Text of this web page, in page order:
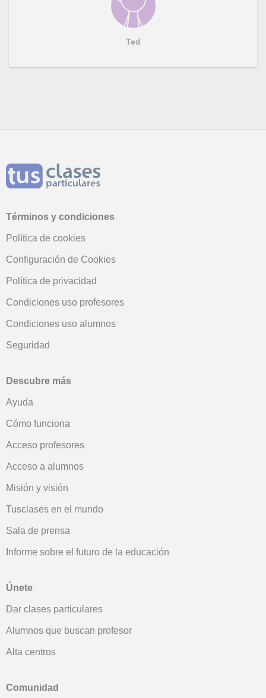
Ted
Términos y condiciones
Política de cookies
Configuración de Cookies
Política de privacidad
Condiciones uso profesores
Condiciones uso alumnos
Seguridad
Descubre más
Ayuda
Cómo funciona
Acceso profesores
Acceso a alumnos
Misión y visión
Tusclases en el mundo
Sala de prensa
Informe sobre el futuro de la educación
Únete
Dar clases particulares
Alumnos que buscan profesor
Alta centros
Comunidad